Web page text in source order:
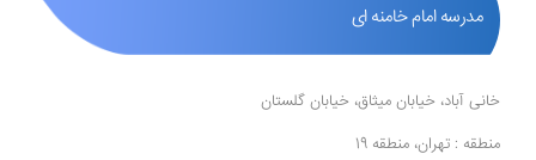
مدرسه امام خامنه ای
خانی آباد، خیابان میثاق، خیابان گلستان
منطقه : تهران، منطقه 19